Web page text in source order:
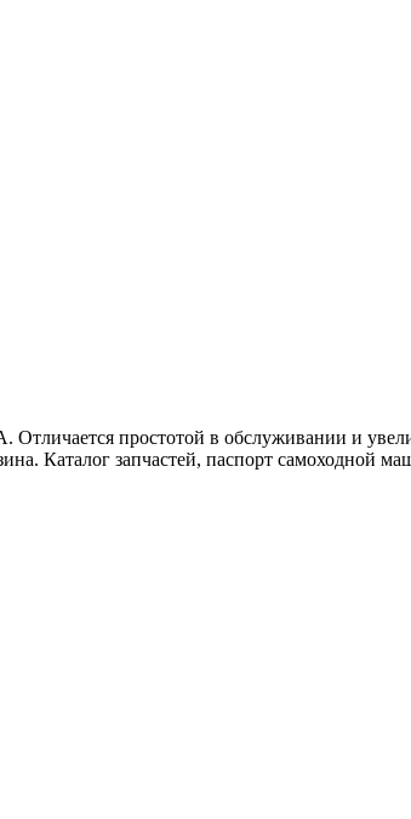
простотой в обслуживании и
Каталог запчастей, паспорт самоходной